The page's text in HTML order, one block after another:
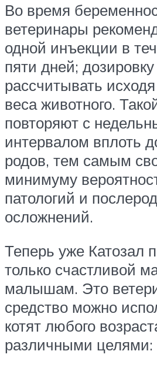
Во время
ветеринары
одной инъекции в
пяти дней;
рассчитывать
веса животного.
повторяют с
интервалом вплоть
родов, тем самым
минимуму
патологий и
осложнений.
Теперь уже Катозал
только счастливой
малышам. Это
средство можно
котят любого
различными целями: